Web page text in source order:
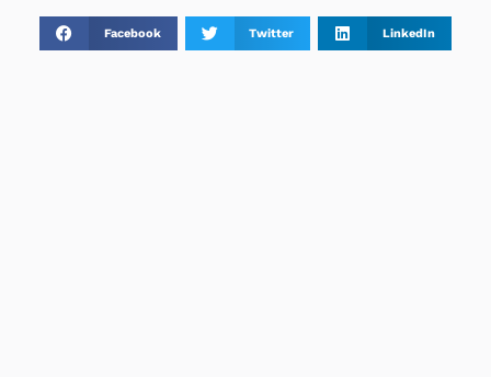
Facebook Twitter LinkedIn